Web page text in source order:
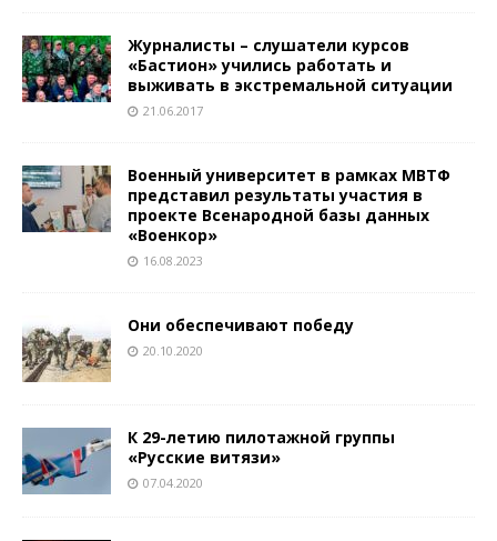
Журналисты – слушатели курсов
«Бастион» учились работать и
выживать в экстремальной ситуации
21.06.2017
Военный университет в рамках МВТФ
представил результаты участия в
проекте Всенародной базы данных
«Военкор»
16.08.2023
Они обеспечивают победу
20.10.2020
К 29-летию пилотажной группы
«Русские витязи»
07.04.2020